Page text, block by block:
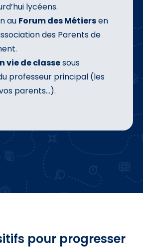
lycéens.
au Forum des Métiersen
des Parents de
vie de classesous
professeur principal (les
parents…).
pour progresser